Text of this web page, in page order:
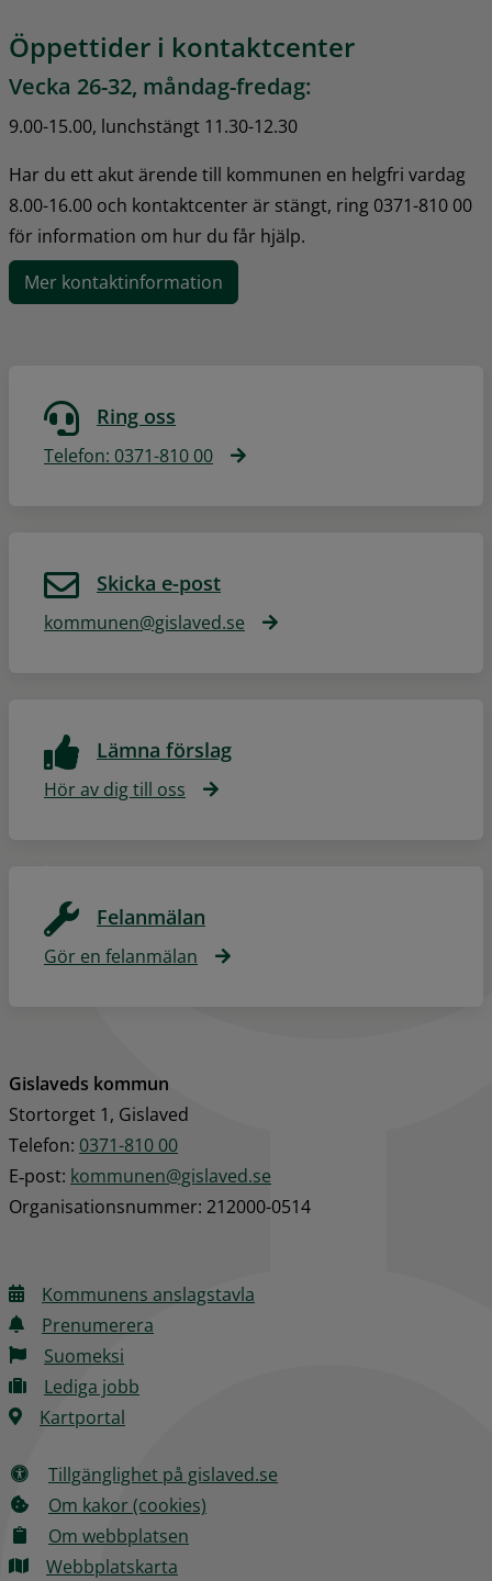
Öppettider i kontaktcenter
Vecka 26-32, måndag-fredag:
9.00-15.00, lunchstängt 11.30-12.30
Har du ett akut ärende till kommunen en helgfri vardag
8.00-16.00 och kontaktcenter är stängt, ring 0371-810 00
för information om hur du får hjälp.
Mer kontaktinformation
Ring oss
Telefon: 0371-810 00
Skicka e-post
kommunen@gislaved.se
Lämna förslag
Hör av dig till oss
Felanmälan
Gör en felanmälan
Gislaveds kommun
Stortorget 1, Gislaved
Telefon: 0371-810 00
E‑post: kommunen@gislaved.se
Organisationsnummer: 212000-0514
Kommunens anslagstavla
Prenumerera
Suomeksi
Lediga jobb
Kartportal
Tillgänglighet på gislaved.se
Om kakor (cookies)
Om webbplatsen
Webbplatskarta